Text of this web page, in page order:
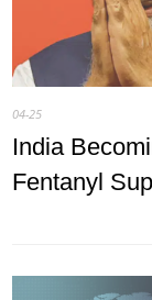
04-25
India
Fentanyl